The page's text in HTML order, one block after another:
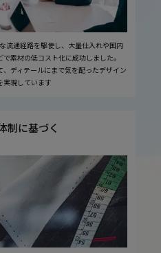
流通経路を駆使し、大量仕入れや国内
素材の低コスト化に成功しました。
ディテールにまで気を配ったデザイン
実現しています
制に基づく